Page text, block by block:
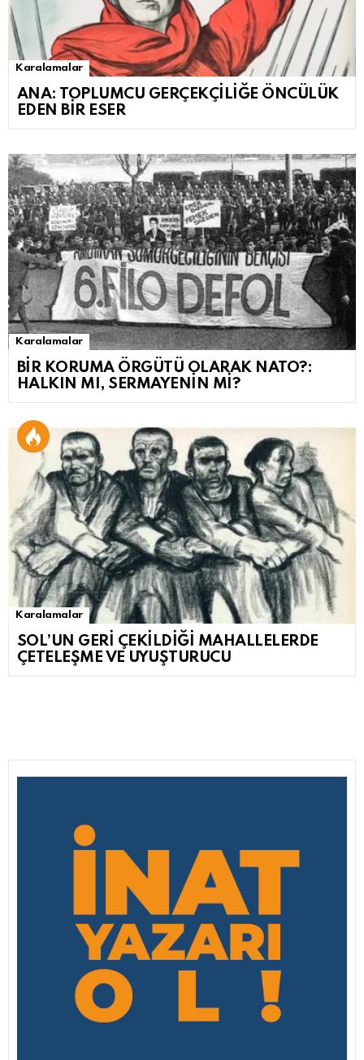
Karalamalar
ANA: TOPLUMCU GERÇEKÇİLİĞE ÖNCÜLÜK
EDEN BİR ESER
Karalamalar
BİR KORUMA ÖRGÜTÜ OLARAK NATO?:
HALKIN MI, SERMAYENİN Mİ?
Karalamalar
SOL’UN GERİ ÇEKİLDİĞİ MAHALLELERDE
ÇETELEŞME VE UYUŞTURUCU